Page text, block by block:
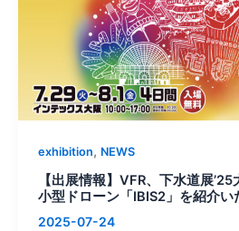
exhibition, NEWS
【出展情報】VFR、下水道展
小型ドローン「IBIS2」を紹介い
2025-07-24